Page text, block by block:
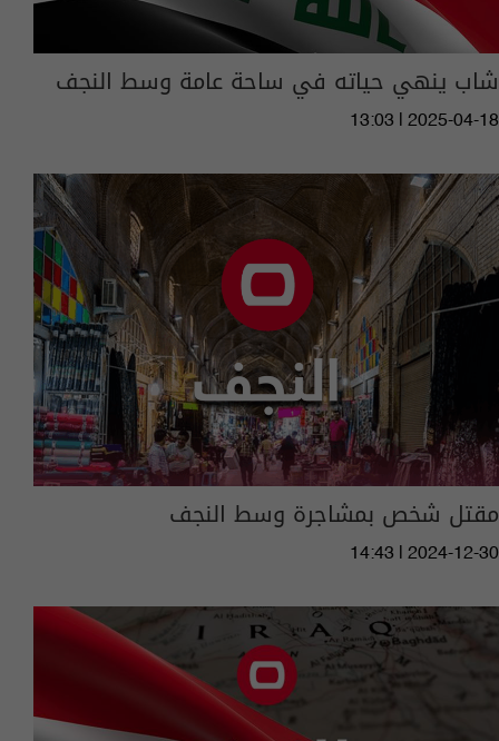
شاب ينهي حياته في ساحة عامة وسط النجف
13:03 | 2025-04-18
مقتل شخص بمشاجرة وسط النجف
14:43 | 2024-12-30